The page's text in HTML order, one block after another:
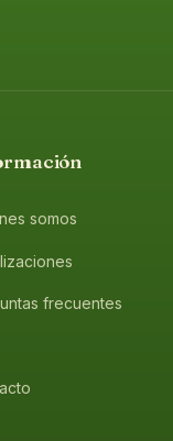
somos
frecuentes